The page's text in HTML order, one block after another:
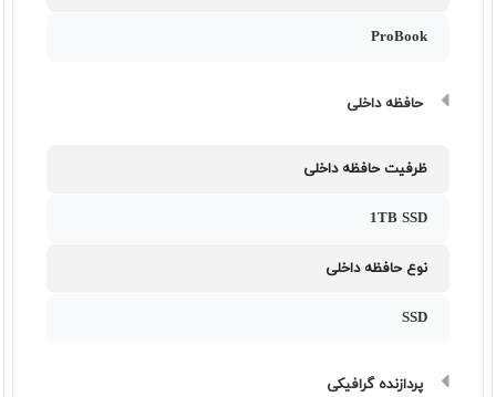
ProBook
حافظه داخلی
ظرفیت حافظه داخلی
1TB SSD
نوع حافظه داخلی
SSD
پردازنده گرافیکی